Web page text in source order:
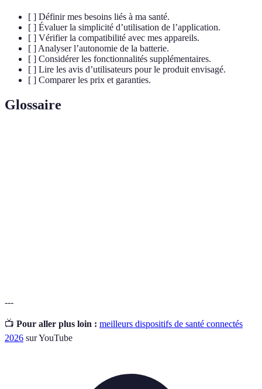
[ ] Définir mes besoins liés à ma santé.
[ ] Évaluer la simplicité d’utilisation de l’application.
[ ] Vérifier la compatibilité avec mes appareils.
[ ] Analyser l’autonomie de la batterie.
[ ] Considérer les fonctionnalités supplémentaires.
[ ] Lire les avis d’utilisateurs pour le produit envisagé.
[ ] Comparer les prix et garanties.
Glossaire
---
📺 Pour aller plus loin : meilleurs dispositifs de santé connectés
2026 sur YouTube